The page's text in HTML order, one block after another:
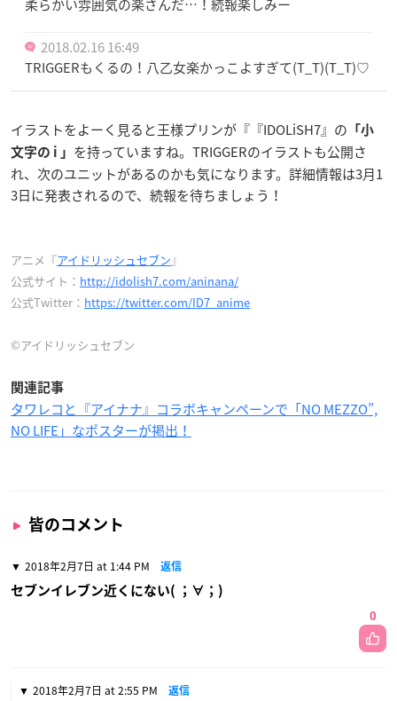
柔らかい雰囲気の楽さんだ…！続報楽しみー
2018.02.16 16:49
TRIGGERもくるの！八乙女楽かっこよすぎて(T_T)(T_T)♡
イラストをよーく見ると王様プリンが『『IDOLiSH7』の 「小
文字の i 」 を持っていますね。TRIGGERのイラストも公開さ
れ、次のユニットがあるのかも気になります。詳細情報は3月1
3日に発表されるので、続報を待ちましょう！
アニメ『アイドリッシュセブン 』
公式サイト： http://idolish7.com/aninana/
公式Twitter： https://twitter.com/ID7_anime
©アイドリッシュセブン
関連記事
タワレコと『アイナナ』コラボキャンペーンで「NO MEZZO”,
NO LIFE」なポスターが掲出！
皆のコメント
2018年2月7日 at 1:44 PM 返信
セブンイレブン近くにない( ；∀；)
0
2018年2月7日 at 2:55 PM 返信